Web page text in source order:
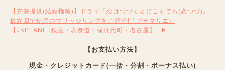
【衣装提供(結婚指輪)】ドラマ『恋はつづくよどこまでも(恋つづ)』
最終回で使用のマリッジリングをご紹介!『プチマリエ』
【JKPLANET銀座・表参道・横浜元町・名古屋】
【お支払い方法】
現金・クレジットカード(一括・分割・ボーナス払い)